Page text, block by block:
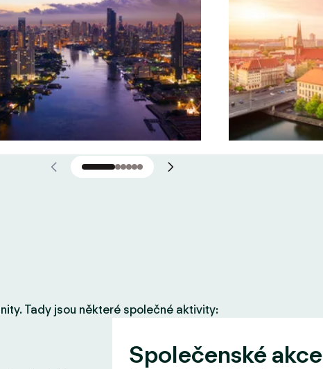
Tady jsou některé společné aktivity:
Společenské akce